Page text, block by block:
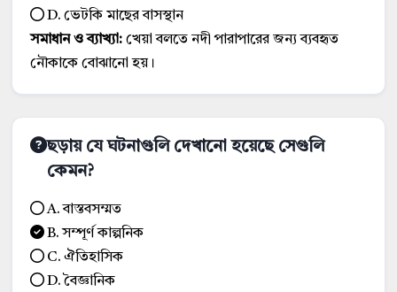
D. ভেটকি মাছের বাসস্থান
সমাধান ও ব্যাখ্যা: খেয়া বলতে নদী পারাপারের জন্য ব্যবহৃত
নৌকাকে বোঝানো হয়।
ছড়ায় যে ঘটনাগুলি দেখানো হয়েছে সেগুলি
কেমন?
A. বাস্তবসম্মত
B. সম্পূর্ণ কাল্পনিক
C. ঐতিহাসিক
D. বৈজ্ঞানিক